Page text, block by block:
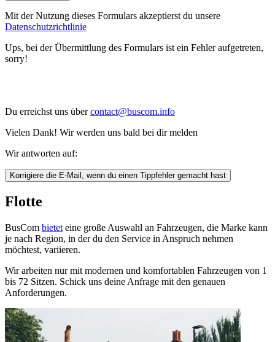
Mit der Nutzung dieses Formulars akzeptierst du unsere
Datenschutzrichtlinie
Ups, bei der Übermittlung des Formulars ist ein Fehler aufgetreten,
sorry!
Du erreichst uns übercontact@buscom.info
Vielen Dank! Wir werden uns bald bei dir melden
Wir antworten auf:
Korrigiere die E-Mail, wenn du einen Tippfehler gemacht hast
Flotte
BusCom bietet eine große Auswahl an Fahrzeugen, die Marke kann
je nach Region, in der du den Service in Anspruch nehmen
möchtest, variieren.
Wir arbeiten nur mit modernen und komfortablen Fahrzeugen von 1
bis 72 Sitzen. Schick uns deine Anfrage mit den genauen
Anforderungen.